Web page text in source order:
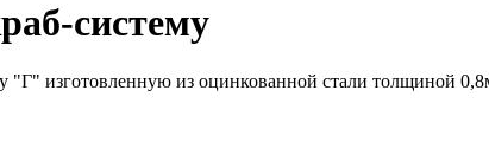
систему
изготовленную из оцинкованной стали толщиной